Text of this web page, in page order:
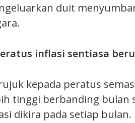
duit
inflasi sentiasa
kepada peratus
tinggi berbanding bulan
dikira pada setiap